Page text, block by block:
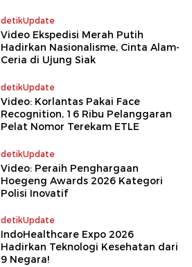
detikUpdate
Video Ekspedisi Merah Putih
Hadirkan Nasionalisme, Cinta Alam-
Ceria di Ujung Siak
detikUpdate
Video: Korlantas Pakai Face
Recognition, 16 Ribu Pelanggaran
Pelat Nomor Terekam ETLE
detikUpdate
Video: Peraih Penghargaan
Hoegeng Awards 2026 Kategori
Polisi Inovatif
detikUpdate
IndoHealthcare Expo 2026
Hadirkan Teknologi Kesehatan dari
9 Negara!